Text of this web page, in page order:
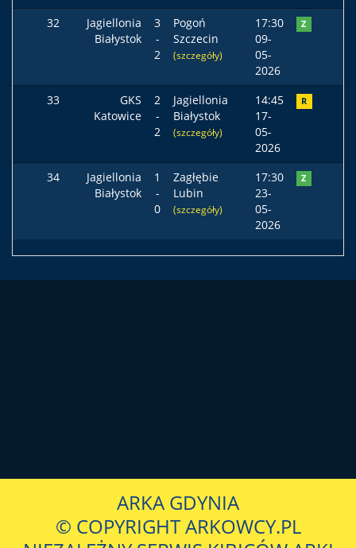
32
Jagiellonia
Białystok
3
-
2
Pogoń
Szczecin
(szczegóły)
17:30
09-
05-
2026
Z
33
GKS
Katowice
2
-
2
Jagiellonia
Białystok
(szczegóły)
14:45
17-
05-
2026
R
34
Jagiellonia
Białystok
1
-
0
Zagłębie
Lubin
(szczegóły)
17:30
23-
05-
2026
Z
ARKA GDYNIA
© COPYRIGHT ARKOWCY.PL